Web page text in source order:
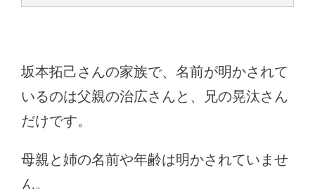
坂本拓己さんの家族で、名前が明かされて
いるのは父親の治広さんと、兄の晃汰さん
だけです。
母親と姉の名前や年齢は明かされていませ
ん。